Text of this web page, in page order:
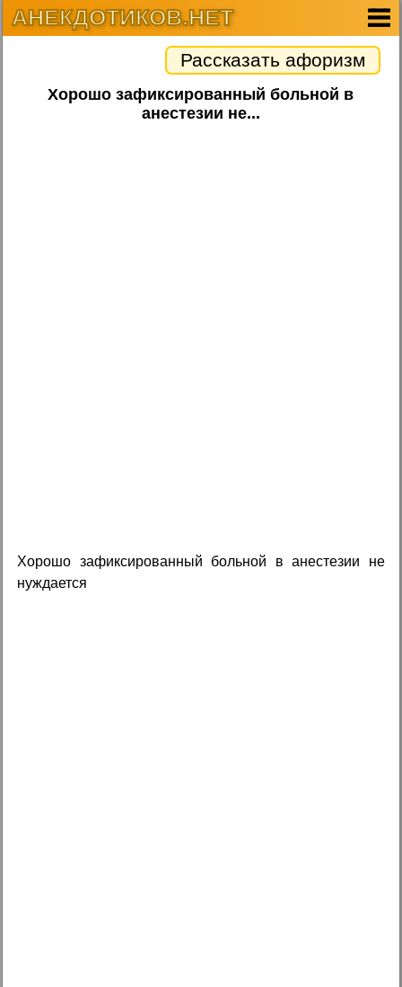
АНЕКДОТИКОВ.НЕТ
Рассказать афоризм
Хорошо зафиксированный больной в
анестезии не...
Хорошо зафиксированный больной в анестезии не
нуждается